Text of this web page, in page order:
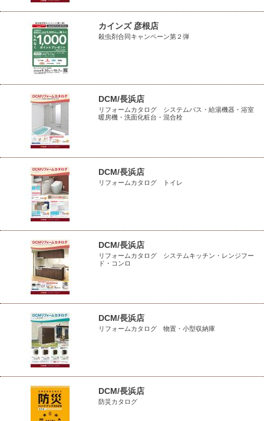
カインズ 彦根店
殺虫剤合同キャンペーン第２弾
DCM/長浜店
リフォームカタログ システムバス・給湯機器・浴室
暖房機・洗面化粧台・混合栓
DCM/長浜店
リフォームカタログ トイレ
DCM/長浜店
リフォームカタログ システムキッチン・レンジフー
ド・コンロ
DCM/長浜店
リフォームカタログ 物置・小型収納庫
DCM/長浜店
防災カタログ